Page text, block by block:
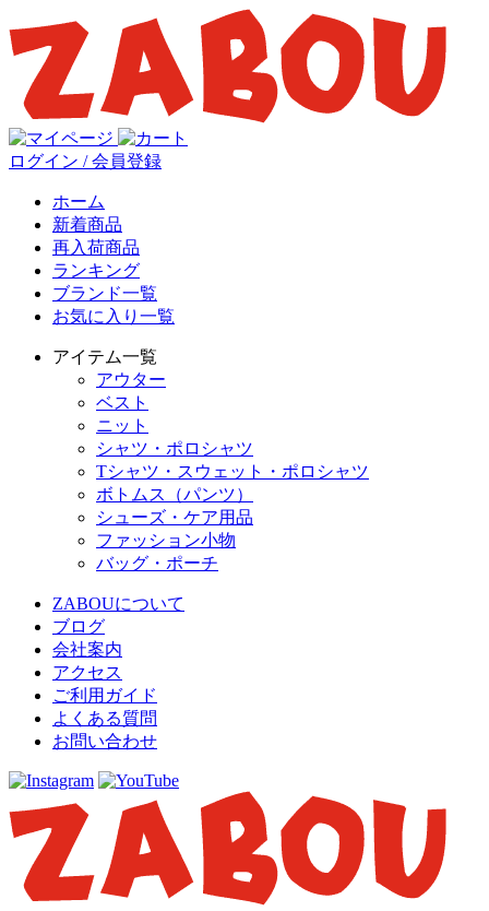
ログイン / 会員登録
ホーム
新着商品
再入荷商品
ランキング
ブランド一覧
お気に入り一覧
アイテム一覧
アウター
ベスト
ニット
シャツ・ポロシャツ
Tシャツ・スウェット・ポロシャツ
ボトムス（パンツ）
シューズ・ケア用品
ファッション小物
バッグ・ポーチ
ZABOUについて
ブログ
会社案内
アクセス
ご利用ガイド
よくある質問
お問い合わせ